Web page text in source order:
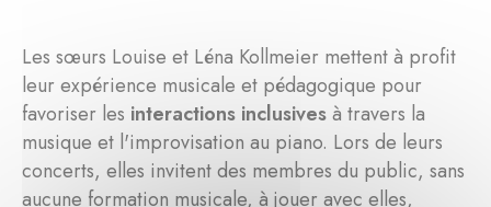
Les sœurs Louise et Léna Kollmeier mettent à profit
leur expérience musicale et pédagogique pour
favoriser les interactions inclusivesà travers la
musique et l'improvisation au piano. Lors de leurs
concerts, elles invitent des membres du public, sans
aucune formation musicale, à jouer avec elles,